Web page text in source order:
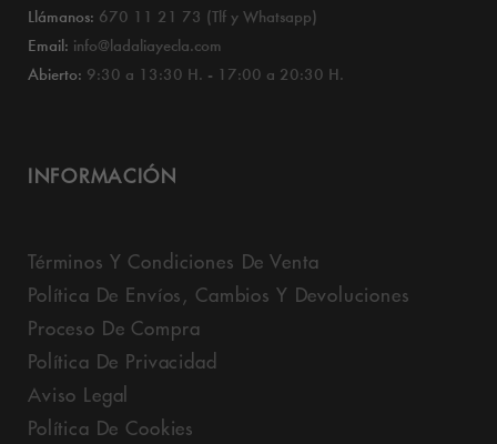
Llámanos: 670 11 21 73 (Tlf y Whatsapp)
Email: info@ladaliayecla.com
Abierto: 9:30 a 13:30 H. - 17:00 a 20:30 H.
INFORMACIÓN
Términos Y Condiciones De Venta
Política De Envíos, Cambios Y Devoluciones
Proceso De Compra
Política De Privacidad
Aviso Legal
Política De Cookies